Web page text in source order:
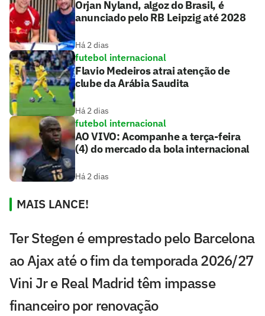
Orjan Nyland, algoz do Brasil, é
anunciado pelo RB Leipzig até 2028
Há 2 dias
futebol internacional
Flavio Medeiros atrai atenção de
clube da Arábia Saudita
Há 2 dias
futebol internacional
AO VIVO: Acompanhe a terça-feira
(4) do mercado da bola internacional
Há 2 dias
MAIS LANCE!
Ter Stegen é emprestado pelo Barcelona
ao Ajax até o fim da temporada 2026/27
Vini Jr e Real Madrid têm impasse
financeiro por renovação